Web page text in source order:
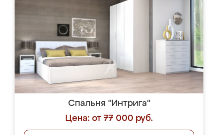
Спальня "Интрига"
Цена: от 77 000 руб.